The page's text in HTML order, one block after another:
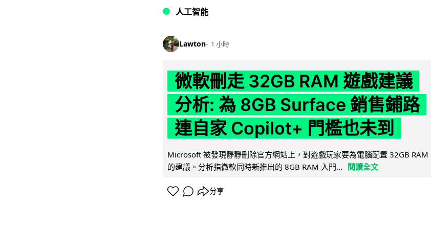
人工智能
Lawton 1 小時
微軟刪走 32GB RAM 遊戲建議
分析: 為 8GB Surface 銷售鋪路
連自家 Copilot+ 門檻也未到
Microsoft 被發現靜靜刪除官方網站上，對遊戲玩家要為電腦配置 32GB RAM
的建議。分析指微軟同時新推出的 8GB RAM 入門... 閱讀全文
分享